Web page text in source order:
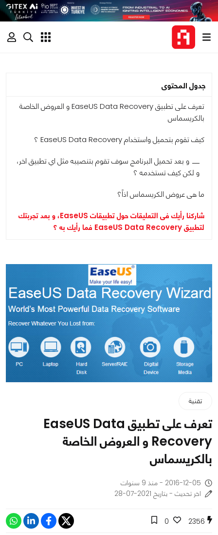
جدول المحتوى
تعرف على تطبيق EaseUS Data Recovery و العروض الخاصة
بالكريسماس
كيف تقوم بتحميل واستخدام EaseUS Data Recovery ؟
و بعد تحميل البرنامج سوف تقوم بتنصيبه مثل اي تطبيق اخر،
و لكن كيف تستخدمه ؟
ما هى عروض الكريسماس اذاً؟
شاركنا رأيك فى التعليقات حول تطبيقات EaseUS، و بعد تجربتك
لتطبيق EaseUS Data Recovery فما رأيك به ؟
تقنية
تعرف على تطبيق EaseUS Data
Recovery و العروض الخاصة
بالكريسماس
2016-12-05 - منذ 9 سنوات
اخر تحديث - بتاريخ 2021-07-28
2356
0